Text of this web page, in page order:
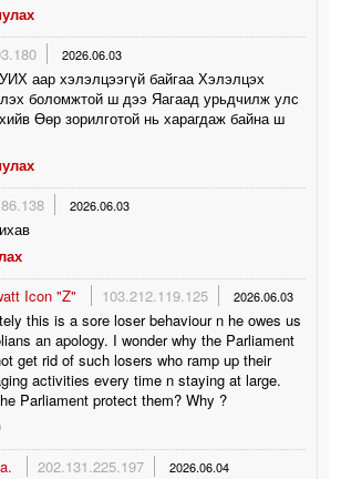
2026.06.03
аар хэлэлцээгүй байгаа Хэлэлцэх
боломжтой ш дээ Яагаад урьдчилж улс
Өөр зорилготой нь харагдаж байна ш
2026.06.03
Icon "Z"
103.212.119.125 2026.06.03
this is a sore loser behaviour n he owes us
an apology. I wonder why the Parliament
get rid of such losers who ramp up their
activities every time n staying at large.
Parliament protect them? Why ?
202.131.225.197 2026.06.04